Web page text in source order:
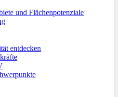
und Flächenpotenziale
entdecken